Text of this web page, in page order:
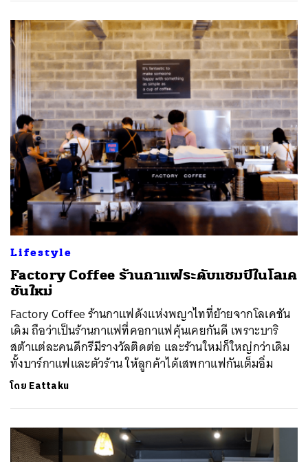
Lifestyle
Factory Coffee ร้านกาแฟระดับแชมป์ในโลเค
ชันใหม่
Factory Coffee ร้านกาแฟดังแห่งพญาไทที่ย้ายจากโลเคชัน
เดิม ถือว่าเป็นร้านกาแฟที่คอกาแฟคุ้นเคยกันดี เพราะบาริ
สต้าแต่ละคนดีกรีมีรางวัลติดต่อ และร้านใหม่ก็ใหญ่กว่าเดิม
ทั้งบาร์กาแฟและตัวร้าน ให้ลูกค้าได้เสพกาแฟกันเต็มอิ่ม
โดย Eattaku